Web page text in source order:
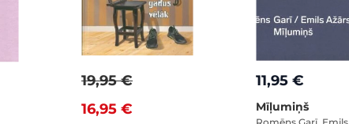
16,95 €
19,95 € 11,95 €
Mīļumiņš
Romēns Garī, Emils